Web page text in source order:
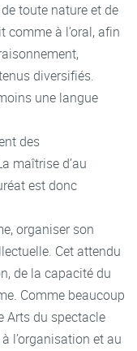
toute nature et de
comme à l’oral, afin
diversifiés.
une langue
des
maîtrise d’au
est donc
organiser son
Cet attendu
de la capacité du
Comme beaucoup
Arts du spectacle
l’organisation et au